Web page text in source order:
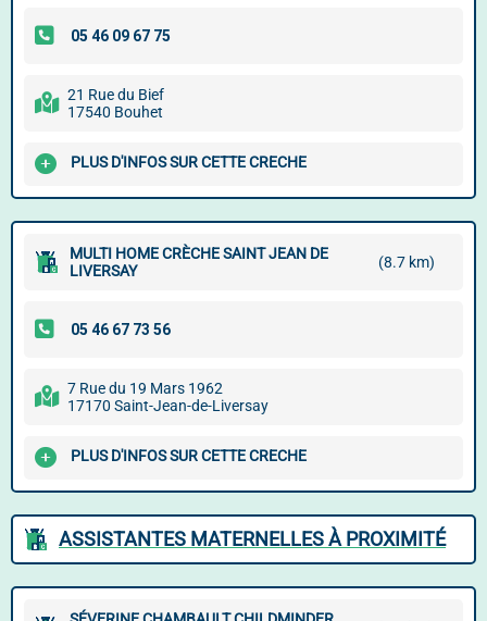
21 Rue du Bief
17540 Bouhet
PLUS D'INFOS SUR CETTE CRECHE
MULTI HOME CRÈCHE SAINT JEAN DE
LIVERSAY
(8.7 km)
7 Rue du 19 Mars 1962
17170 Saint-Jean-de-Liversay
PLUS D'INFOS SUR CETTE CRECHE
ASSISTANTES MATERNELLES À PROXIMITÉ